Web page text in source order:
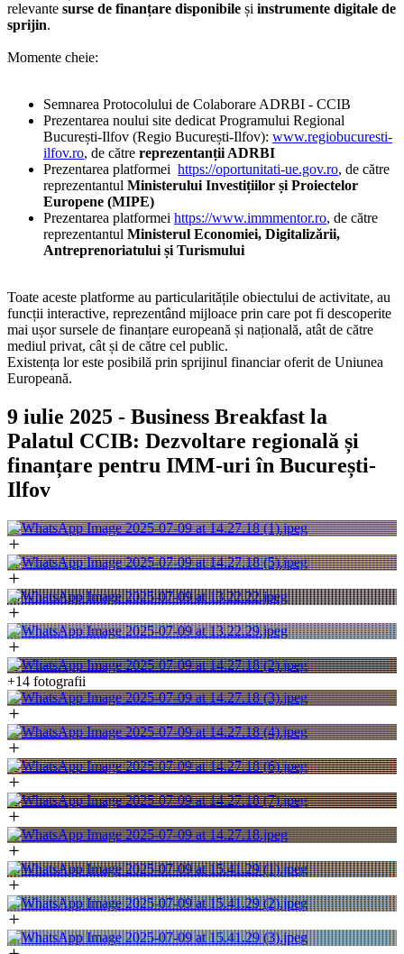
relevante surse de finanțare disponibile și instrumente digitale de
sprijin.
Momente cheie:
Semnarea Protocolului de Colaborare ADRBI - CCIB
Prezentarea noului site dedicat Programului Regional
București-Ilfov (Regio București-Ilfov): www.regiobucuresti-
ilfov.ro, de către reprezentanții ADRBI
Prezentarea platformei https://oportunitati-ue.gov.ro, de către
reprezentantul Ministerului Investițiilor și Proiectelor
Europene (MIPE)
Prezentarea platformei https://www.immmentor.ro, de către
reprezentantul Ministerul Economiei, Digitalizării,
Antreprenoriatului și Turismului
Toate aceste platforme au particularitățile obiectului de activitate, au
funcții interactive, reprezentând mijloace prin care pot fi descoperite
mai ușor sursele de finanțare europeană și națională, atât de către
mediul privat, cât și de către cel public.
Existența lor este posibilă prin sprijinul financiar oferit de Uniunea
Europeană.
9 iulie 2025 - Business Breakfast la
Palatul CCIB: Dezvoltare regională și
finanțare pentru IMM-uri în București-
Ilfov
+14 fotografii